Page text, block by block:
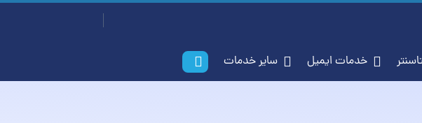
خدمات ایمیل سایر خدمات